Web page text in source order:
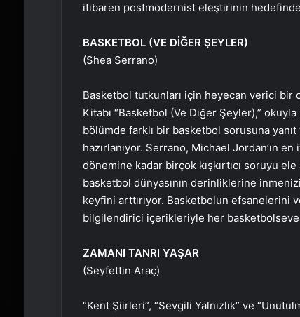
itibaren postmodernist eleştirinin hedefinde
BASKETBOL (VE DİĞER ŞEYLER)
(Shea Serrano)
Basketbol tutkunları için heyecan verici bir
Kitabı “Basketbol (Ve Diğer Şeyler),”
bölümde farklı bir basketbol sorusuna
hazırlanıyor. Serrano, Michael Jordan’ın
dönemine kadar birçok kışkırtıcı soruyu
basketbol dünyasının derinliklerine
keyfini arttırıyor. Basketbolun efsanelerini
bilgilendirici içerikleriyle her
ZAMANI TANRI YAŞAR
(Seyfettin Araç)
“Kent Şiirleri”, “Sevgili Yalnızlık” ve